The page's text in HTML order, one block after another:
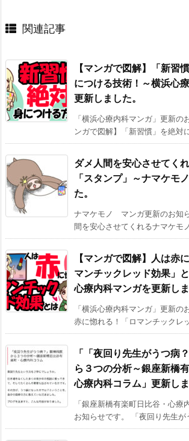
関連記事
【マンガで図解】「新習
につける技術！～横浜心
更新しました。
「横浜心療内科マンガ」更新の
ンガで図解】「新習慣」を絶対
ダメ人間を安心させてく
「スタンプ」～ナマケモ
た。
ナマケモノ マンガ更新のお知
間を安心させてくれるナマケモ
【マンガで図解】人は赤
マンチックレッド効果」
心療内科マンガを更新しま
「横浜心療内科マンガ」更新の
赤に惚れる！「ロマンチックレ
「「夜回り先生がうつ病
ら３つの分析～銀座新橋
心療内科コラム」更新しま
「銀座新橋有楽町日比谷・心療
お知らせです。 「夜回り先生が